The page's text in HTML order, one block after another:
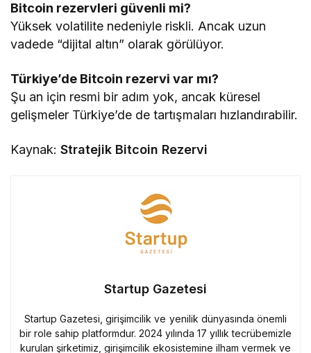
Bitcoin rezervleri güvenli mi?
Yüksek volatilite nedeniyle riskli. Ancak uzun
vadede “dijital altın” olarak görülüyor.
Türkiye’de Bitcoin rezervi var mı?
Şu an için resmi bir adım yok, ancak küresel
gelişmeler Türkiye’de de tartışmaları hızlandırabilir.
Kaynak:Stratejik Bitcoin Rezervi
Startup Gazetesi
Startup Gazetesi, girişimcilik ve yenilik dünyasında önemli
bir role sahip platformdur. 2024 yılında 17 yıllık tecrübemizle
kurulan şirketimiz, girişimcilik ekosistemine ilham vermek ve